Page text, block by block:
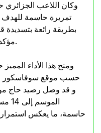
وكان اللاعب
تمريرة حاسمة للهدف
بطريقة رائعة
مؤكداً دوره الحاسم في تشكيلة الفريق.
ومنح هذا الأداء
و قد وصل رصيد حاج
حاسمة، ما يعكس